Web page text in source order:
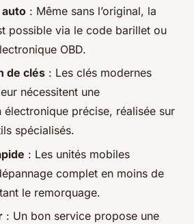
auto : Même sans l’original, la
possible via le code barillet ou
OBD.
de clés : Les clés modernes
nécessitent une
électronique précise, réalisée sur
spécialisés.
: Les unités mobiles
complet en moins de
le remorquage.
: Un bon service propose une